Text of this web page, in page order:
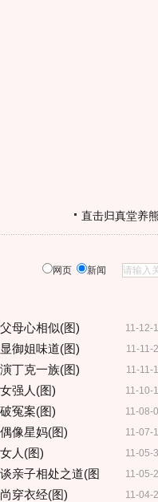
直击归真堂养
网页 新闻
11-12-
母心相似(图)
11-11-
御姐味道(图)
11-11-
丁克一族(图)
11-10-
强人(图)
11-08-
冤案(图)
11-07-
像星妈(图)
11-05-
人(图)
11-05-
亲子相处之道(图
11-04-
穿衣经(图)